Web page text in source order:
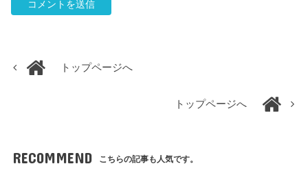
トップページへ
トップページへ
RECOMMEND こちらの記事も人気です。